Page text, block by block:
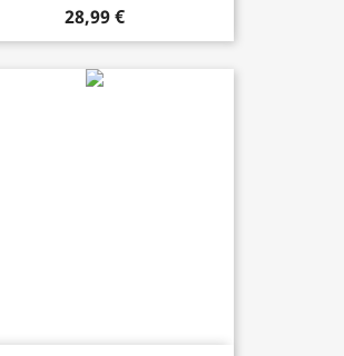
28,99 €